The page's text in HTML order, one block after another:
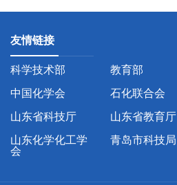
友情链接
科学技术部 教育部
中国化学会
石化联合会
山东省科技厅
山东省教育厅
山东化学化工学
会
青岛市科技局